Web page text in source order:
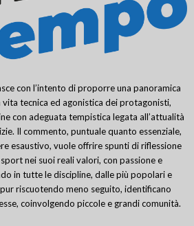
con l’intento di proporre una panoramica
tecnica ed agonistica dei protagonisti,
con adeguata tempistica legata all’attualità
Il commento, puntuale quanto essenziale,
esaustivo, vuole offrire spunti di riflessione
nei suoi reali valori, con passione e
in tutte le discipline, dalle più popolari e
riscuotendo meno seguito, identificano
coinvolgendo piccole e grandi comunità.